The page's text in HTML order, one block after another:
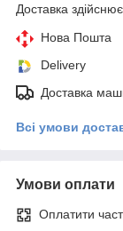
Доставка
Нова Пошта
Delivery
Доставка
Всі умови
Умови оплати
Оплатити